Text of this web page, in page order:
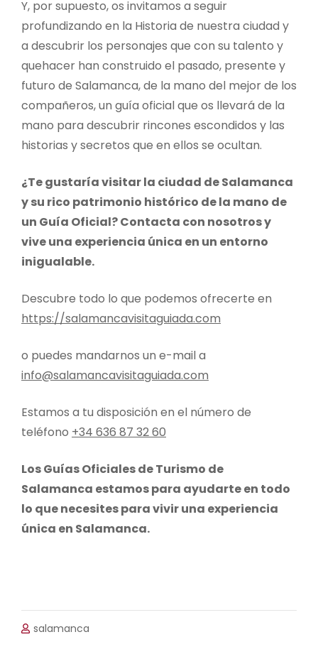
Y, por supuesto, os invitamos a seguir
profundizando en la Historia de nuestra ciudad y
a descubrir los personajes que con su talento y
quehacer han construido el pasado, presente y
futuro de Salamanca, de la mano del mejor de los
compañeros, un guía oficial que os llevará de la
mano para descubrir rincones escondidos y las
historias y secretos que en ellos se ocultan.
¿Te gustaría visitar la ciudad de Salamanca
y su rico patrimonio histórico de la mano de
un Guía Oficial? Contacta con nosotros y
vive una experiencia única en un entorno
inigualable.
Descubre todo lo que podemos ofrecerte en
https://salamancavisitaguiada.com
o puedes mandarnos un e-mail a
info@salamancavisitaguiada.com
Estamos a tu disposición en el número de
teléfono +34 636 87 32 60
Los Guías Oficiales de Turismo de
Salamanca estamos para ayudarte en todo
lo que necesites para vivir una experiencia
única en Salamanca.
salamanca